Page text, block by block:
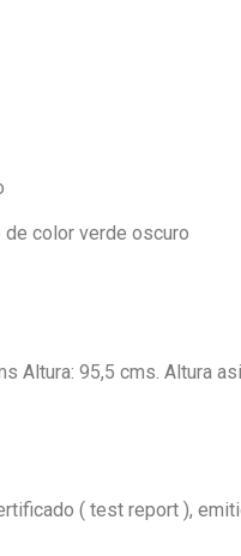
color verde oscuro
Altura: 95,5 cms. Altura
( test report ),